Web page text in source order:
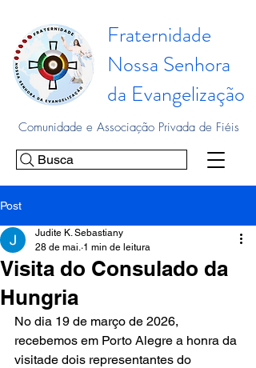
Fraternidade
Nossa Senhora
da Evangelização
Busca
Comunidade e Associação Privada de Fiéis
Post
Visita do Consulado da
Hungria
Judite K. Sebastiany
28 de mai. 1 min de leitura
No dia 19 de março de 2026,
recebemos em Porto Alegre a honra da
visitade dois representantes do